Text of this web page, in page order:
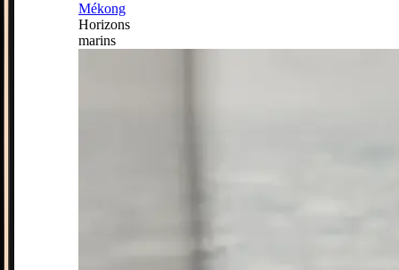
Mékong
Horizons
marins